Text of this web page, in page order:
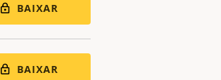
BAIXAR
BAIXAR